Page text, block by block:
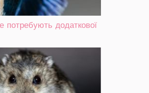
потребують додаткової